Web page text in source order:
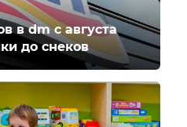
в dm с августа
до снеков